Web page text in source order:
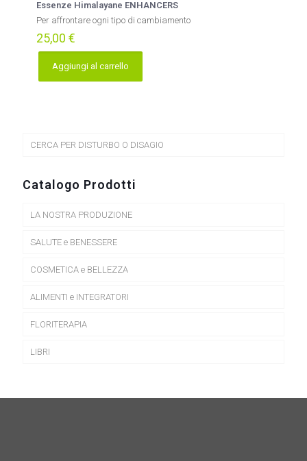
Essenze Himalayane ENHANCERS
Per affrontare ogni tipo di cambiamento
25,00 €
Aggiungi al carrello
CERCA PER DISTURBO O DISAGIO
Catalogo Prodotti
LA NOSTRA PRODUZIONE
SALUTE e BENESSERE
COSMETICA e BELLEZZA
ALIMENTI e INTEGRATORI
FLORITERAPIA
LIBRI